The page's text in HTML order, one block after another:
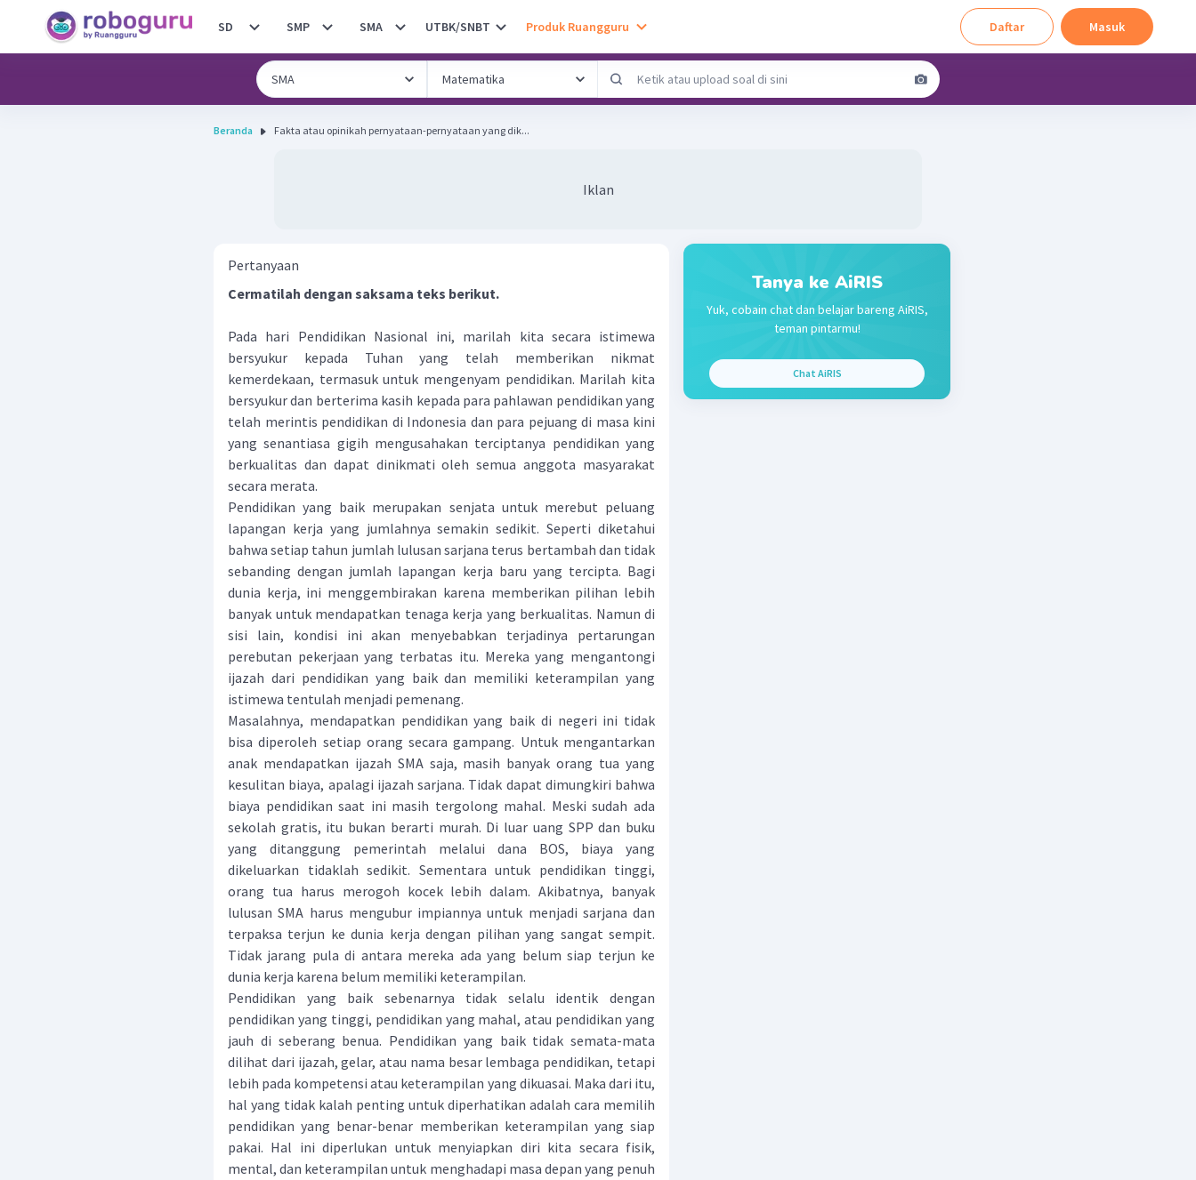
SD SMP SMA UTBK/SNBT Produk Ruangguru Daftar Masuk
Beranda Fakta atau opinikah pernyataan-pernyataan yang dik...
Iklan
Pertanyaan
Cermatilah dengan saksama teks berikut.
Pada hari Pendidikan Nasional ini, marilah kita secara istimewa
bersyukur kepada Tuhan yang telah memberikan nikmat
kemerdekaan, termasuk untuk mengenyam pendidikan. Marilah kita
bersyukur dan berterima kasih kepada para pahlawan pendidikan yang
telah merintis pendidikan di Indonesia dan para pejuang di masa kini
yang senantiasa gigih mengusahakan terciptanya pendidikan yang
berkualitas dan dapat dinikmati oleh semua anggota masyarakat
secara merata.
Pendidikan yang baik merupakan senjata untuk merebut peluang
lapangan kerja yang jumlahnya semakin sedikit. Seperti diketahui
bahwa setiap tahun jumlah lulusan sarjana terus bertambah dan tidak
sebanding dengan jumlah lapangan kerja baru yang tercipta. Bagi
dunia kerja, ini menggembirakan karena memberikan pilihan lebih
banyak untuk mendapatkan tenaga kerja yang berkualitas. Namun di
sisi lain, kondisi ini akan menyebabkan terjadinya pertarungan
perebutan pekerjaan yang terbatas itu. Mereka yang mengantongi
ijazah dari pendidikan yang baik dan memiliki keterampilan yang
istimewa tentulah menjadi pemenang.
Masalahnya, mendapatkan pendidikan yang baik di negeri ini tidak
bisa diperoleh setiap orang secara gampang. Untuk mengantarkan
anak mendapatkan ijazah SMA saja, masih banyak orang tua yang
kesulitan biaya, apalagi ijazah sarjana. Tidak dapat dimungkiri bahwa
biaya pendidikan saat ini masih tergolong mahal. Meski sudah ada
sekolah gratis, itu bukan berarti murah. Di luar uang SPP dan buku
yang ditanggung pemerintah melalui dana BOS, biaya yang
dikeluarkan tidaklah sedikit. Sementara untuk pendidikan tinggi,
orang tua harus merogoh kocek lebih dalam. Akibatnya, banyak
lulusan SMA harus mengubur impiannya untuk menjadi sarjana dan
terpaksa terjun ke dunia kerja dengan pilihan yang sangat sempit.
Tidak jarang pula di antara mereka ada yang belum siap terjun ke
dunia kerja karena belum memiliki keterampilan.
Pendidikan yang baik sebenarnya tidak selalu identik dengan
pendidikan yang tinggi, pendidikan yang mahal, atau pendidikan yang
jauh di seberang benua. Pendidikan yang baik tidak semata-mata
dilihat dari ijazah, gelar, atau nama besar lembaga pendidikan, tetapi
lebih pada kompetensi atau keterampilan yang dikuasai. Maka dari itu,
hal yang tidak kalah penting untuk diperhatikan adalah cara memilih
pendidikan yang benar-benar memberikan keterampilan yang siap
pakai. Hal ini diperlukan untuk menyiapkan diri kita secara fisik,
mental, dan keterampilan untuk menghadapi masa depan yang penuh
Tanya ke AiRIS
Yuk, cobain chat dan belajar bareng AiRIS,
teman pintarmu!
Chat AiRIS